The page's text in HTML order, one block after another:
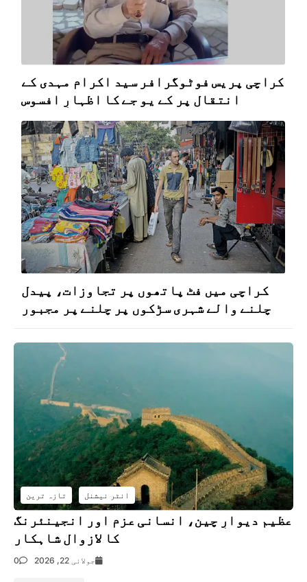
کراچی پریس فوٹوگرافر سید اکرام مہدی کے
انتقال پر کے یو جے کا اظہارِ افسوس
کراچی میں فٹ پاتھوں پر تجاوزات، پیدل
چلنے والے شہری سڑکوں پر چلنے پر مجبور
انٹر نیشنل تازہ ترین
عظیم دیوارِ چین، انسانی عزم اور انجینئرنگ
کا لازوال شاہکار
جولائی 22, 2026 0